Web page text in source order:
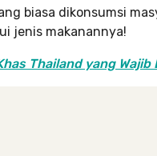
biasa dikonsumsi
jenis makanannya!
Thailand yang